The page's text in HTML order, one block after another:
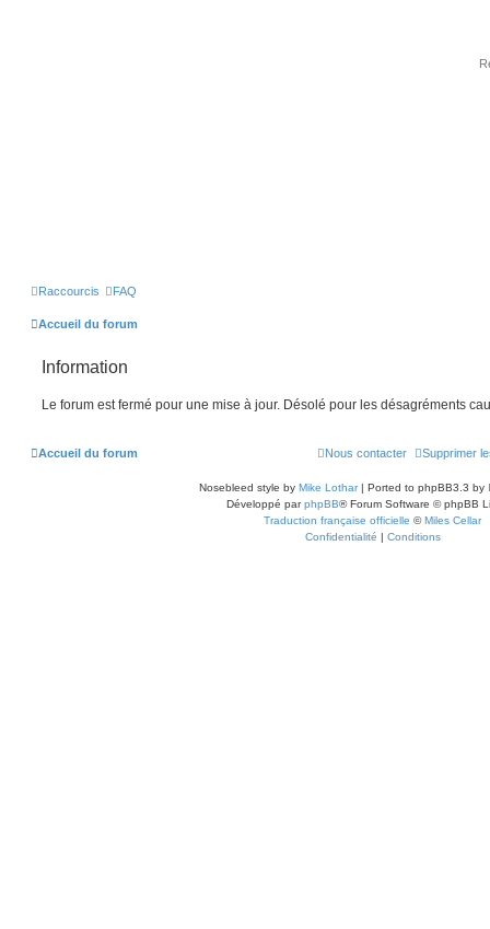
Raccourcis FAQ
Accueil du forum
Information
Le forum est fermé pour une mise à jour. Désolé pour les désagréments
Accueil du forum Supprimer
Nous contacter
Nosebleed style by Mike Lothar| Ported to phpBB3.3 by
Développé parphpBB® Forum Software © phpBB
Traduction française officielle ©Miles Cellar
Confidentialité | Conditions